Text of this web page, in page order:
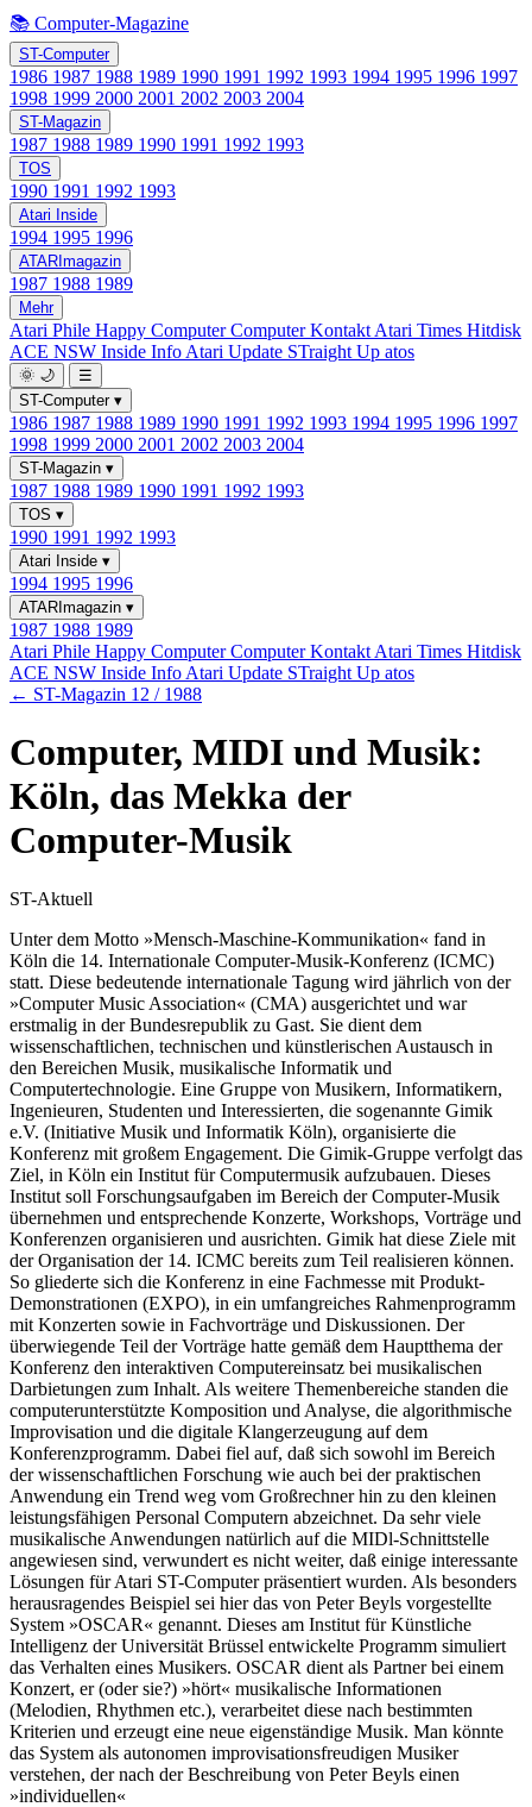
📚 Computer-Magazine
ST-Computer
1986 1987 1988 1989 1990 1991 1992 1993 1994 1995 1996 1997
1998 1999 2000 2001 2002 2003 2004
ST-Magazin
1987 1988 1989 1990 1991 1992 1993
TOS
1990 1991 1992 1993
Atari Inside
1994 1995 1996
ATARImagazin
1987 1988 1989
Mehr
Atari Phile Happy ComputerComputer Kontakt Atari Times Hitdisk
ACE NSW Inside Info Atari Update STraight Up atos
🌞 🌙
☰
ST-Computer ▾
1986 1987 1988 1989 1990 1991 1992 1993 1994 1995 1996 1997
1998 1999 2000 2001 2002 2003 2004
ST-Magazin ▾
1987 1988 1989 1990 1991 1992 1993
TOS ▾
1990 1991 1992 1993
Atari Inside ▾
1994 1995 1996
ATARImagazin ▾
1987 1988 1989
Atari Phile Happy ComputerComputer Kontakt Atari Times Hitdisk
ACE NSW Inside Info Atari Update STraight Up atos
← ST-Magazin 12 / 1988
Computer, MIDI und Musik:
Köln, das Mekka der
Computer-Musik
ST-Aktuell
Unter dem Motto »Mensch-Maschine-Kommunikation« fand in
Köln die 14. Internationale Computer-Musik-Konferenz (ICMC)
statt. Diese bedeutende internationale Tagung wird jährlich von der
»Computer Music Association« (CMA) ausgerichtet und war
erstmalig in der Bundesrepublik zu Gast. Sie dient dem
wissenschaftlichen, technischen und künstlerischen Austausch in
den Bereichen Musik, musikalische Informatik und
Computertechnologie. Eine Gruppe von Musikern, Informatikern,
Ingenieuren, Studenten und Interessierten, die sogenannte Gimik
e.V. (Initiative Musik und Informatik Köln), organisierte die
Konferenz mit großem Engagement. Die Gimik-Gruppe verfolgt das
Ziel, in Köln ein Institut für Computermusik aufzubauen. Dieses
Institut soll Forschungsaufgaben im Bereich der Computer-Musik
übernehmen und entsprechende Konzerte, Workshops, Vorträge und
Konferenzen organisieren und ausrichten. Gimik hat diese Ziele mit
der Organisation der 14. ICMC bereits zum Teil realisieren können.
So gliederte sich die Konferenz in eine Fachmesse mit Produkt-
Demonstrationen (EXPO), in ein umfangreiches Rahmenprogramm
mit Konzerten sowie in Fachvorträge und Diskussionen. Der
überwiegende Teil der Vorträge hatte gemäß dem Hauptthema der
Konferenz den interaktiven Computereinsatz bei musikalischen
Darbietungen zum Inhalt. Als weitere Themenbereiche standen die
computerunterstützte Komposition und Analyse, die algorithmische
Improvisation und die digitale Klangerzeugung auf dem
Konferenzprogramm. Dabei fiel auf, daß sich sowohl im Bereich
der wissenschaftlichen Forschung wie auch bei der praktischen
Anwendung ein Trend weg vom Großrechner hin zu den kleinen
leistungsfähigen Personal Computern abzeichnet. Da sehr viele
musikalische Anwendungen natürlich auf die MIDl-Schnittstelle
angewiesen sind, verwundert es nicht weiter, daß einige interessante
Lösungen für Atari ST-Computer präsentiert wurden. Als besonders
herausragendes Beispiel sei hier das von Peter Beyls vorgestellte
System »OSCAR« genannt. Dieses am Institut für Künstliche
Intelligenz der Universität Brüssel entwickelte Programm simuliert
das Verhalten eines Musikers. OSCAR dient als Partner bei einem
Konzert, er (oder sie?) »hört« musikalische Informationen
(Melodien, Rhythmen etc.), verarbeitet diese nach bestimmten
Kriterien und erzeugt eine neue eigenständige Musik. Man könnte
das System als autonomen improvisationsfreudigen Musiker
verstehen, der nach der Beschreibung von Peter Beyls einen
»individuellen«